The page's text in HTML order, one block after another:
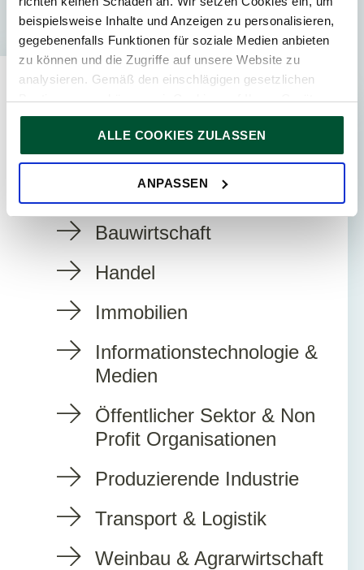
beispielsweise Inhalte und Anzeigen zu personalisieren,
gegebenenfalls Funktionen für soziale Medien anbieten
zu können und die Zugriffe auf unsere Website zu
analysieren. Gemäß den einschlägigen gesetzlichen
Bestimmungen können wir Cookies auf Ihrem Gerät
speichern, wenn diese für den Betrieb unserer Website
unbedingt notwendig sind. Für alle anderen Cookie-Typen
ersuchen wir um Ihre Einwilligung.
Sie können Ihre Einwilligung jederzeit in der
ALLE COOKIES ZULASSEN
ANPASSEN
Expertise
Bauwirtschaft
Handel
Immobilien
Informationstechnologie &
Medien
Öffentlicher Sektor & Non
Profit Organisationen
Produzierende Industrie
Transport & Logistik
Weinbau & Agrarwirtschaft